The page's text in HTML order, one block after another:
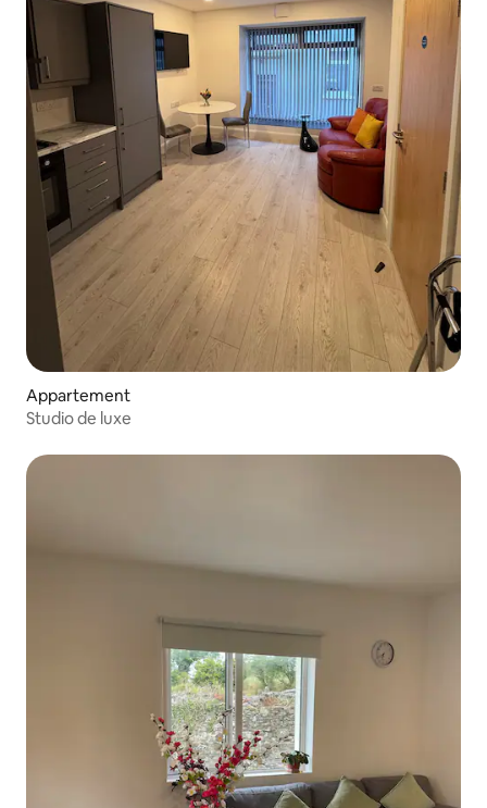
Appartement
Studio de luxe